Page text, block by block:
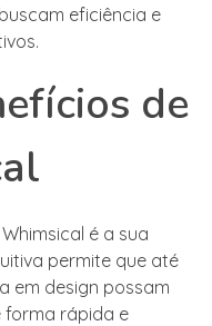
eficiência e
de
é a sua
permite que até
em design possam
rápida e